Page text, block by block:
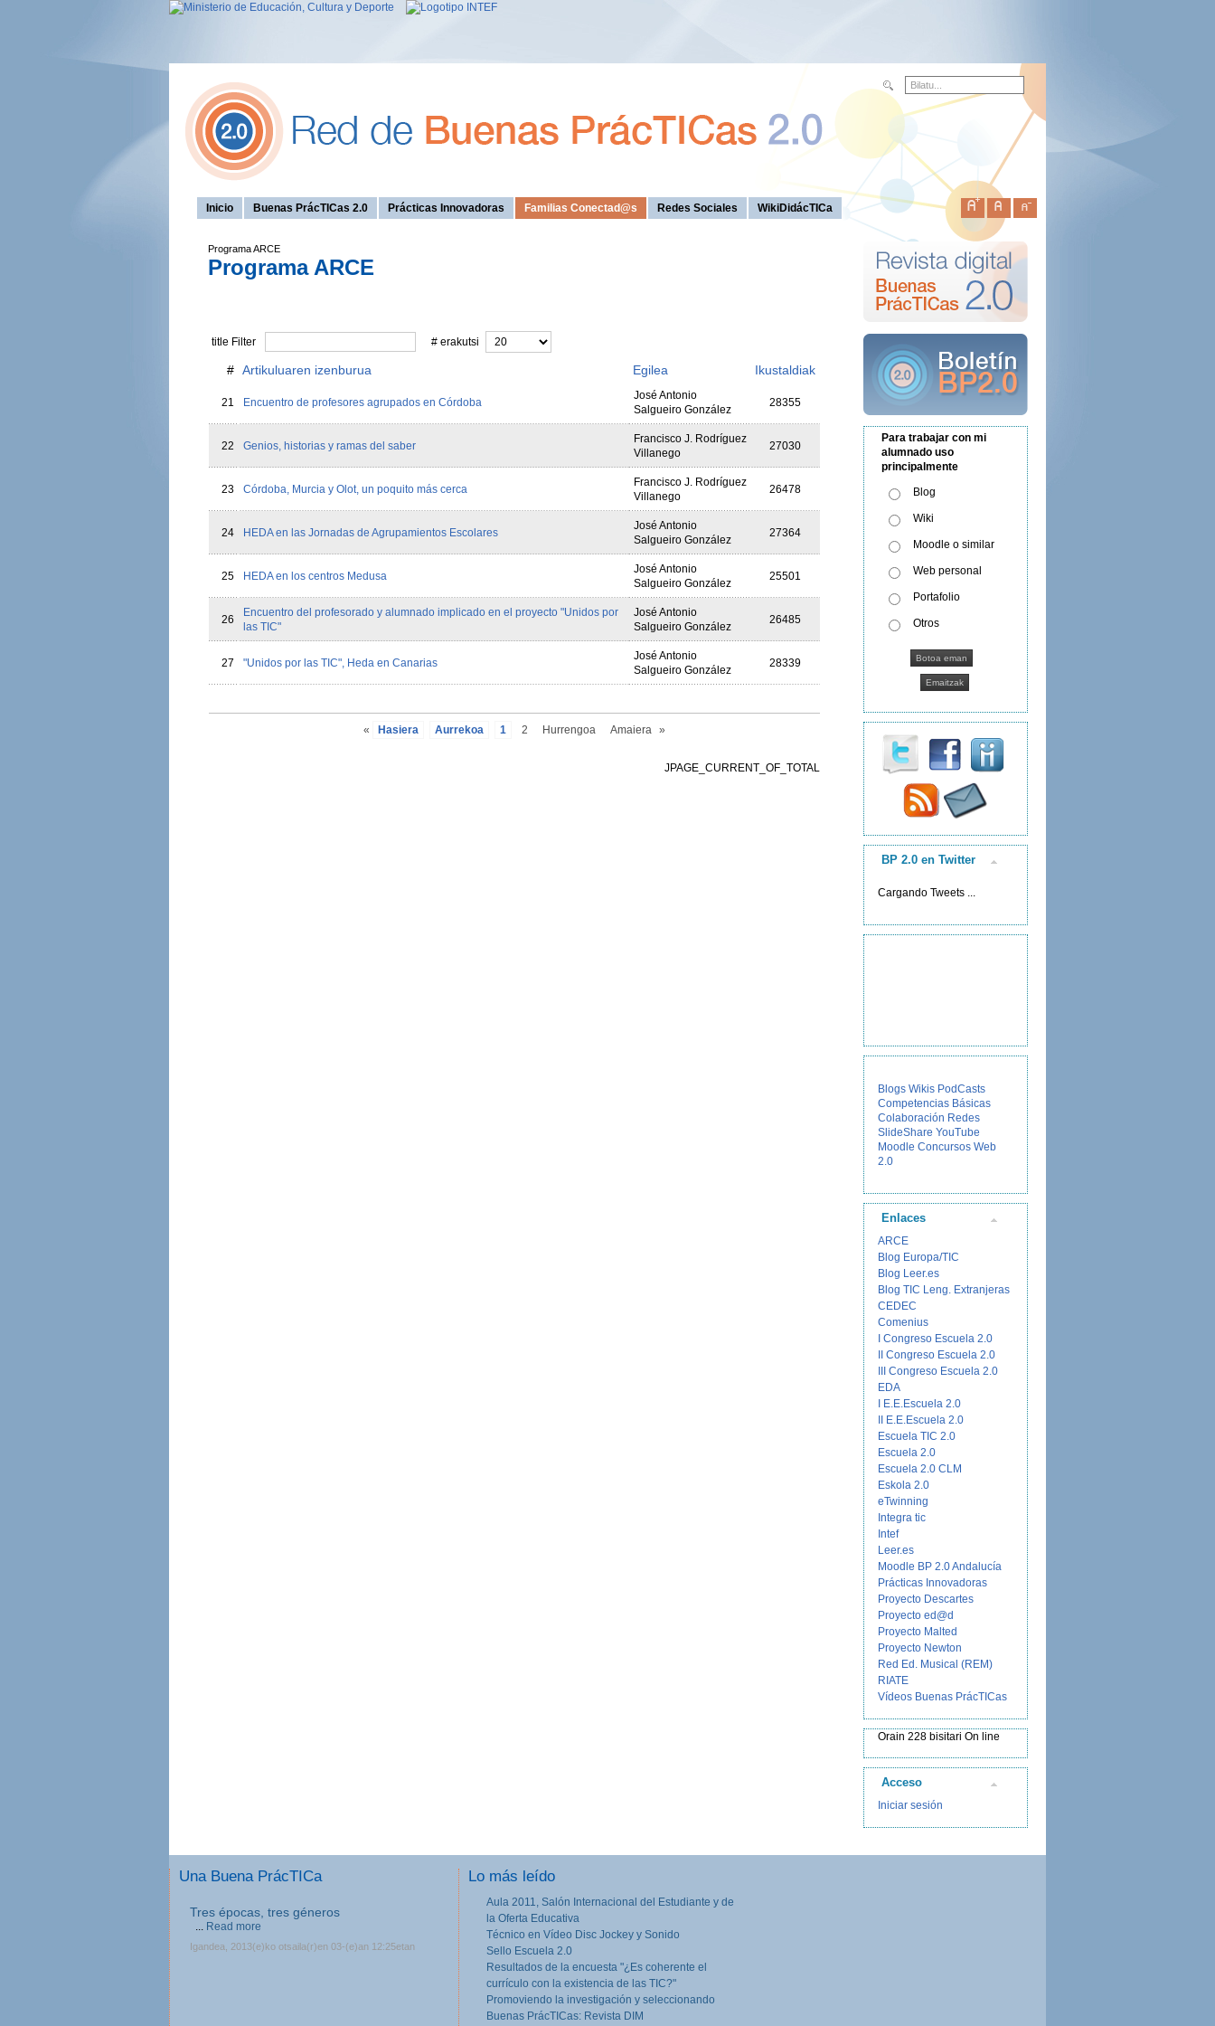
Inicio Buenas PrácTICas 2.0 Prácticas Innovadoras Familias Conectad@s Redes Sociales WikiDidácTICa
Programa ARCE
Programa ARCE
title Filter # erakutsi
# Artikuluaren izenburua Egilea Ikustaldiak
21 Encuentro de profesores agrupados en Córdoba
José Antonio
Salgueiro González
28355
22 Genios, historias y ramas del saber
Francisco J. Rodríguez
Villanego
27030
23 Córdoba, Murcia y Olot, un poquito más cerca
Francisco J. Rodríguez
Villanego
26478
24 HEDA en las Jornadas de Agrupamientos Escolares
José Antonio
Salgueiro González
27364
25 HEDA en los centros Medusa
José Antonio
Salgueiro González
25501
26
Encuentro del profesorado y alumnado implicado en el proyecto "Unidos por
las TIC"
José Antonio
Salgueiro González
26485
27 "Unidos por las TIC", Heda en Canarias
José Antonio
Salgueiro González
28339
« Hasiera Aurrekoa 1 2 Hurrengoa Amaiera »
JPAGE_CURRENT_OF_TOTAL
Para trabajar con mi
alumnado uso
principalmente
Blog
Wiki
Moodle o similar
Web personal
Portafolio
Otros
BP 2.0 en Twitter
Cargando Tweets ...
Blogs Wikis PodCasts
Competencias Básicas
Colaboración Redes
SlideShare YouTube
Moodle Concursos Web
2.0
Enlaces
ARCE
Blog Europa/TIC
Blog Leer.es
Blog TIC Leng. Extranjeras
CEDEC
Comenius
I Congreso Escuela 2.0
II Congreso Escuela 2.0
III Congreso Escuela 2.0
EDA
I E.E.Escuela 2.0
II E.E.Escuela 2.0
Escuela TIC 2.0
Escuela 2.0
Escuela 2.0 CLM
Eskola 2.0
eTwinning
Integra tic
Intef
Leer.es
Moodle BP 2.0 Andalucía
Prácticas Innovadoras
Proyecto Descartes
Proyecto ed@d
Proyecto Malted
Proyecto Newton
Red Ed. Musical (REM)
RIATE
Vídeos Buenas PrácTICas
Orain 228 bisitari On line
Acceso
Iniciar sesión
Una Buena PrácTICa
Tres épocas, tres géneros
... Read more
Igandea, 2013(e)ko otsaila(r)en 03-(e)an 12:25etan
Lo más leído
Aula 2011, Salón Internacional del Estudiante y de
la Oferta Educativa
Técnico en Vídeo Disc Jockey y Sonido
Sello Escuela 2.0
Resultados de la encuesta "¿Es coherente el
currículo con la existencia de las TIC?"
Promoviendo la investigación y seleccionando
Buenas PrácTICas: Revista DIM